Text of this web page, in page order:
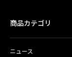
商品カテゴリ
ニュース